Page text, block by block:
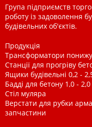
Група підприємств
роботу із задоволення
будівельних об'єктів.
Продукція
Трансформатори
Станції для прогріву
Ящики будівельні 0,2 -
Бадді для бетону 1,0 -
Стіл муляра
Верстати для рубки
запчастини